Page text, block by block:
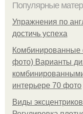
Популярные
Упражнения по
достичь успеха
Комбинированные
фото) Варианты
интерьере 70 фото
Виды